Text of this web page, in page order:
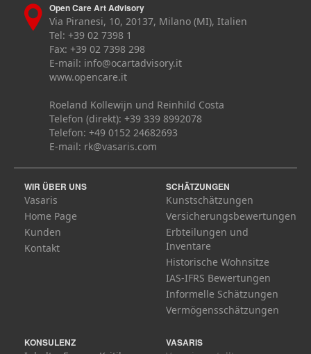
Open Care Art Advisory
Via Piranesi, 10, 20137, Milano (MI), Italien
Tel: +39 02 7398 1
Fax: +39 02 7398 298
E-mail: info@ocartadvisory.it
www.opencare.it
Roeland Kollewijn und Reinhild Costa
Telefon (direkt): +39 339 8992078
Telefon: +49 0152 24682693
E-mail: rk@vasaris.com
WIR ÜBER UNS
Vasaris
Home Page
Kunden
Kontakt
SCHÄTZUNGEN
Kunstschätzungen
Versicherungsbewertungen
Erbteilungen und
Inventare
Historische Wohnsitze
IAS-IFRS Bewertungen
Informelle Schätzungen
Vermögensschätzungen
KONSULENZ VASARIS